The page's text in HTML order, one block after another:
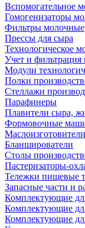
Вспомогательное
Гомогенизаторы
Фильтры молочные
Прессы для сыра
Технологическое
Учет и фильтрация
Модули
Полки
Стеллажи
Парафинеры
Плавители сыра,
Формовочные
Маслоизготовители
Бланширователи
Столы
Пастеризаторы-
Тележки пищевые
Запасные части и
Комплектующие
Комплектующие
Комплектующие